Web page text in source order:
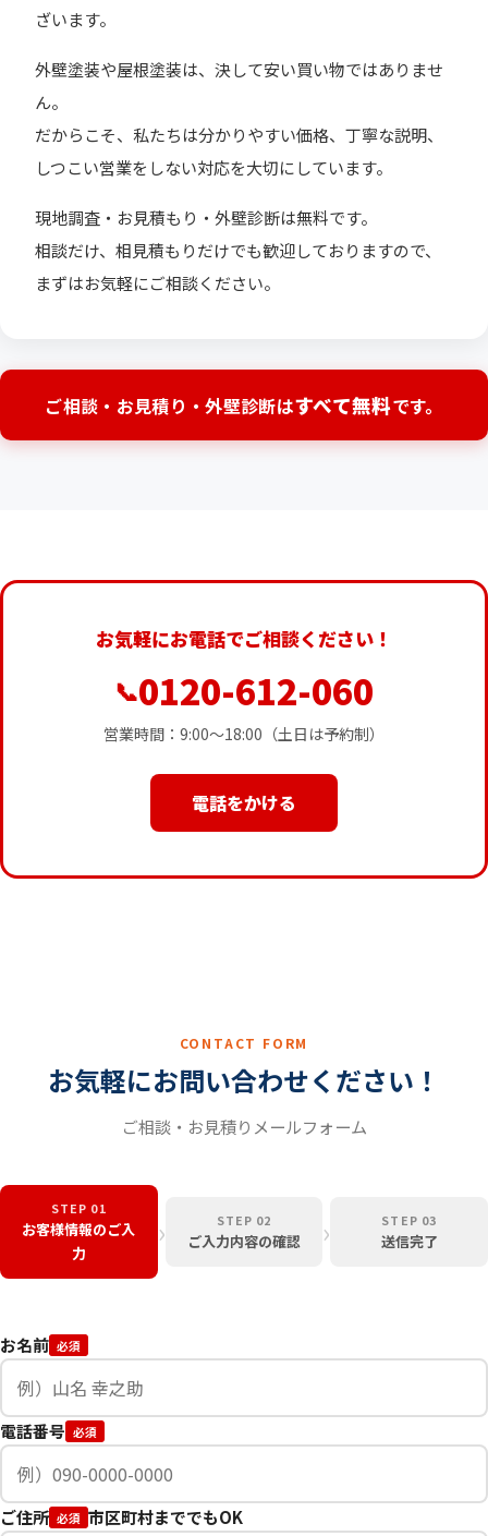
ざいます。
外壁塗装や屋根塗装は、決して安い買い物ではありませ
ん。
だからこそ、私たちは分かりやすい価格、丁寧な説明、
しつこい営業をしない対応を大切にしています。
現地調査・お見積もり・外壁診断は無料です。
相談だけ、相見積もりだけでも歓迎しておりますので、
まずはお気軽にご相談ください。
ご相談・お見積り・外壁診断はすべて無料です。
お気軽にお電話でご相談ください！
📞0120-612-060
営業時間：9:00〜18:00（土日は予約制）
電話をかける
CONTACT FORM
お気軽にお問い合わせください！
ご相談・お見積りメールフォーム
STEP 01
お客様情報のご入
力
› STEP 02
ご入力内容の確認 › STEP 03
送信完了
お名前 必須
電話番号 必須
ご住所 必須 市区町村まででもOK